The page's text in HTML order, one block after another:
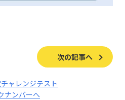
次の記事へ
ャレンジテスト
ナンバーへ